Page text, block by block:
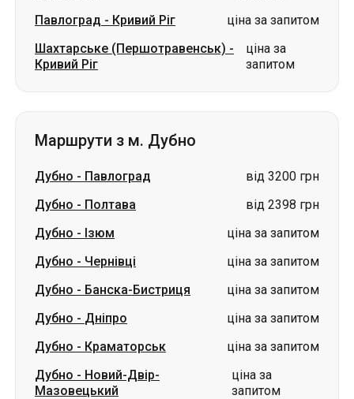
Павлоград - Кривий Ріг
ціна за запитом
Шахтарське (Першотравенськ) -
Кривий Ріг
ціна за
запитом
Маршрути з м. Дубно
Дубно - Павлоград
від 3200 грн
Дубно - Полтава
від 2398 грн
Дубно - Ізюм
ціна за запитом
Дубно - Чернівці
ціна за запитом
Дубно - Банска-Бистриця
ціна за запитом
Дубно - Дніпро
ціна за запитом
Дубно - Краматорськ
ціна за запитом
Дубно - Новий-Двір-
Мазовецький
ціна за
запитом